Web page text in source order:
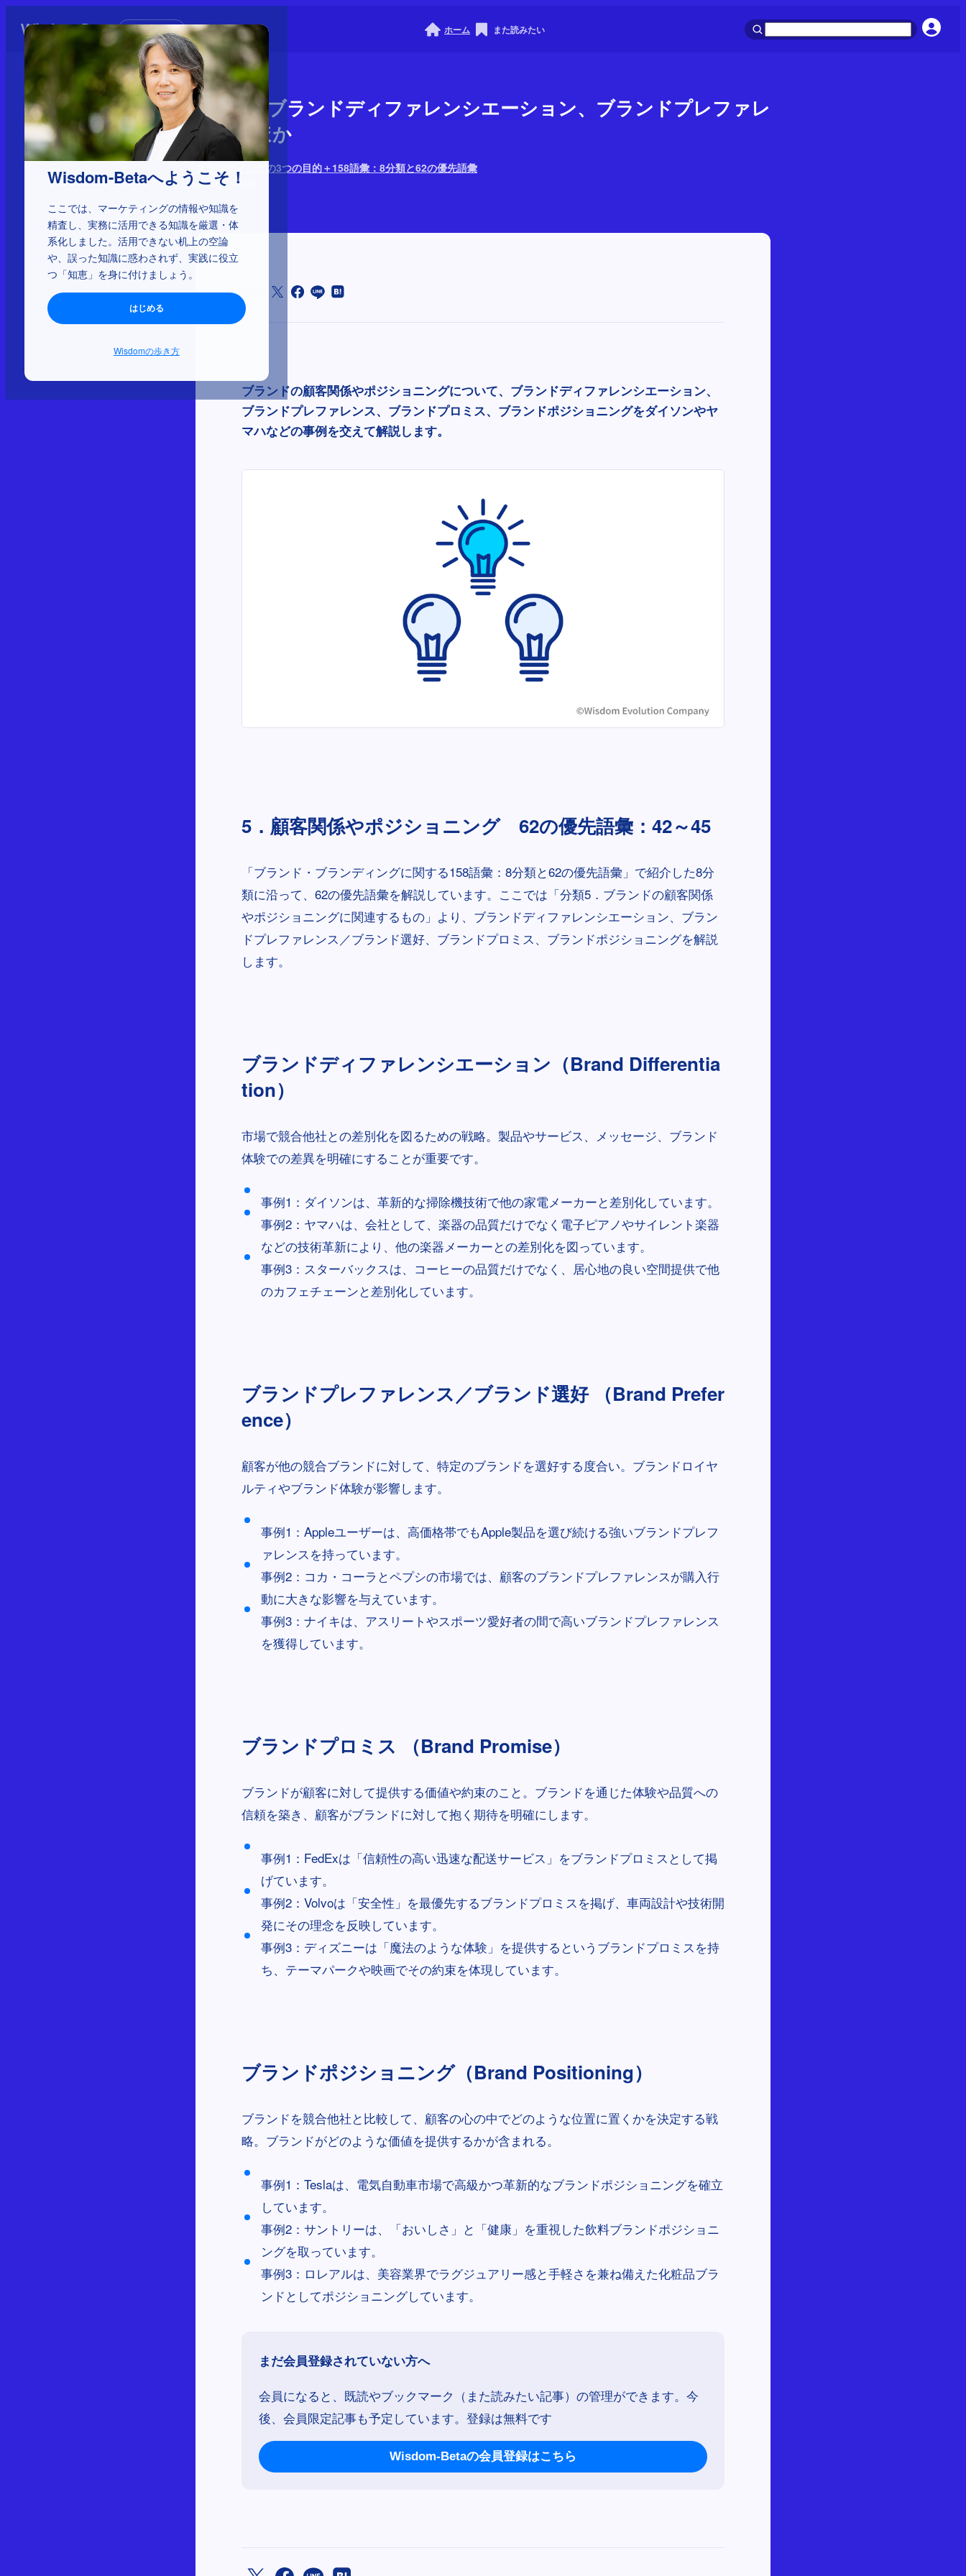
Wisdom-Betaへようこそ！
ここでは、マーケティングの情報や知識を
精査し、実務に活用できる知識を厳選・体
系化しました。活用できない机上の空論
や、誤った知識に惑わされず、実践に役立
つ「知恵」を身に付けましょう。
はじめる
Wisdomの歩き方
初めての方へ ホーム また読みたい
1-3-17：ブランドディファレンシエーション、ブランドプレファレ
ンス、ほか
ブランディングの3つの目的＋158語彙：8分類と62の優先語彙
2025年1月14日
ブランドの顧客関係やポジショニングについて、ブランドディファレンシエーション、
ブランドプレファレンス、ブランドプロミス、ブランドポジショニングをダイソンやヤ
マハなどの事例を交えて解説します。
5．顧客関係やポジショニング 62の優先語彙：42～45
「ブランド・ブランディングに関する158語彙：8分類と62の優先語彙」で紹介した8分
類に沿って、62の優先語彙を解説しています。ここでは「分類5．ブランドの顧客関係
やポジショニングに関連するもの」より、ブランドディファレンシエーション、ブラン
ドプレファレンス／ブランド選好、ブランドプロミス、ブランドポジショニングを解説
します。
ブランドディファレンシエーション（Brand Differentia
tion）
市場で競合他社との差別化を図るための戦略。製品やサービス、メッセージ、ブランド
体験での差異を明確にすることが重要です。
事例1：ダイソンは、革新的な掃除機技術で他の家電メーカーと差別化しています。
事例2：ヤマハは、会社として、楽器の品質だけでなく電子ピアノやサイレント楽器
などの技術革新により、他の楽器メーカーとの差別化を図っています。
事例3：スターバックスは、コーヒーの品質だけでなく、居心地の良い空間提供で他
のカフェチェーンと差別化しています。
ブランドプレファレンス／ブランド選好 （Brand Prefer
ence）
顧客が他の競合ブランドに対して、特定のブランドを選好する度合い。ブランドロイヤ
ルティやブランド体験が影響します。
事例1：Appleユーザーは、高価格帯でもApple製品を選び続ける強いブランドプレフ
ァレンスを持っています。
事例2：コカ・コーラとペプシの市場では、顧客のブランドプレファレンスが購入行
動に大きな影響を与えています。
事例3：ナイキは、アスリートやスポーツ愛好者の間で高いブランドプレファレンス
を獲得しています。
ブランドプロミス （Brand Promise）
ブランドが顧客に対して提供する価値や約束のこと。ブランドを通じた体験や品質への
信頼を築き、顧客がブランドに対して抱く期待を明確にします。
事例1：FedExは「信頼性の高い迅速な配送サービス」をブランドプロミスとして掲
げています。
事例2：Volvoは「安全性」を最優先するブランドプロミスを掲げ、車両設計や技術開
発にその理念を反映しています。
事例3：ディズニーは「魔法のような体験」を提供するというブランドプロミスを持
ち、テーマパークや映画でその約束を体現しています。
ブランドポジショニング（Brand Positioning）
ブランドを競合他社と比較して、顧客の心の中でどのような位置に置くかを決定する戦
略。ブランドがどのような価値を提供するかが含まれる。
事例1：Teslaは、電気自動車市場で高級かつ革新的なブランドポジショニングを確立
しています。
事例2：サントリーは、「おいしさ」と「健康」を重視した飲料ブランドポジショニ
ングを取っています。
事例3：ロレアルは、美容業界でラグジュアリー感と手軽さを兼ね備えた化粧品ブラ
ンドとしてポジショニングしています。
まだ会員登録されていない方へ
会員になると、既読やブックマーク（また読みたい記事）の管理ができます。今
後、会員限定記事も予定しています。登録は無料です
Wisdom-Betaの会員登録はこちら